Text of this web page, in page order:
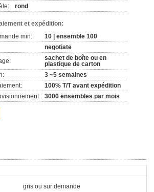
rond
et expédition:
min:
10 | ensemble 100
negotiate
sachet de boîte ou en
plastique de carton
3 ~5 semaines
100% T/T avant expédition
3000 ensembles par mois
gris ou sur demande